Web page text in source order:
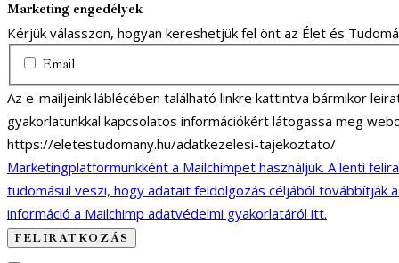
Marketing engedélyek
Kérjük válasszon, hogyan kereshetjük fel önt az Élet és
Email
Az e-mailjeink láblécében található linkre kattintva bármikor
gyakorlatunkkal kapcsolatos információkért látogassa meg
https://eletestudomany.hu/adatkezelesi-tajekoztato/
Marketingplatformunkként a Mailchimpet használjuk. A lenti
tudomásul veszi, hogy adatait feldolgozás céljából továbbítják
információ a Mailchimp adatvédelmi gyakorlatáról itt.